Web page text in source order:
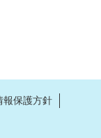
報保護方針